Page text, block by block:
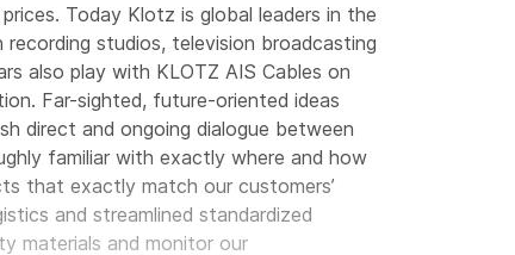
Today Klotz is global leaders in the
studios, television broadcasting
also play with KLOTZ AIS Cables on
Far-sighted, future-oriented ideas
direct and ongoing dialogue between
familiar with exactly where and how
that exactly match our customers’
and streamlined standardized
materials and monitor our